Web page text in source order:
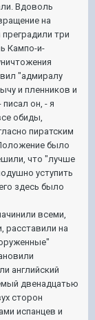
Вдоволь
на
три
Кампо-и-
"адмиралу
и пленников и
он, - я
обиды,
пиратским
было
что "лучше
уступить
здесь было
всеми,
расставили на
английский
двенадцатью
сторон
испанцев и